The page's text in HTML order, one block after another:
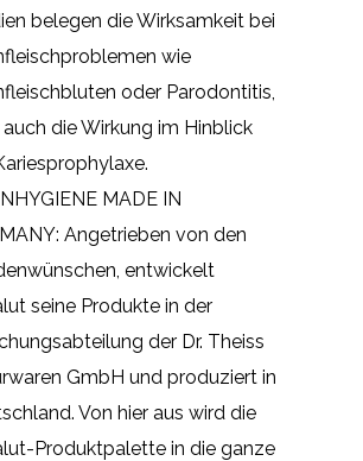
belegen die Wirksamkeit bei
wie
oder Parodontitis,
die Wirkung im Hinblick
MADE IN
Angetrieben von den
entwickelt
seine Produkte in der
der Dr. Theiss
GmbH und produziert in
Von hier aus wird die
Produktpalette in die ganze